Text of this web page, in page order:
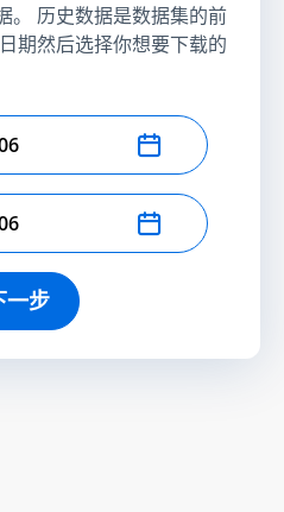
。 历史数据是数据集的前
期然后选择你想要下载的
一步